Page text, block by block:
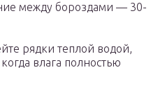
между бороздами — 30-
рядки теплой водой,
влага полностью